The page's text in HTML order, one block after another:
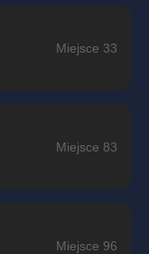
Miejsce 33
Miejsce 83
Miejsce 96